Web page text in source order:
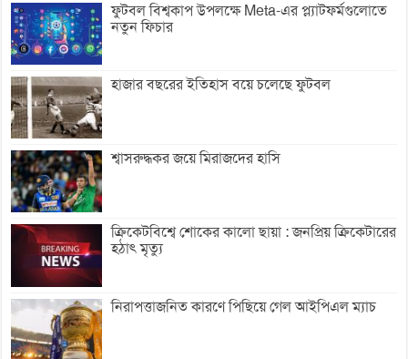
ফুটবল বিশ্বকাপ উপলক্ষে Meta-এর প্ল্যাটফর্মগুলোতে
নতুন ফিচার
হাজার বছরের ইতিহাস বয়ে চলেছে ফুটবল
শ্বাসরুদ্ধকর জয়ে মিরাজদের হাসি
ক্রিকেটবিশ্বে শোকের কালো ছায়া : জনপ্রিয় ক্রিকেটারের
হঠাৎ মৃত্যু
নিরাপত্তাজনিত কারণে পিছিয়ে গেল আইপিএল ম্যাচ